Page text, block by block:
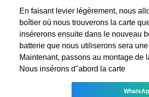
En faisant levier légèrement, nous
boîtier où nous trouverons la carte
insérerons ensuite dans le nouveau
batterie que nous utiliserons sera
Maintenant, passons au montage de
Nous insérons d''abord la carte